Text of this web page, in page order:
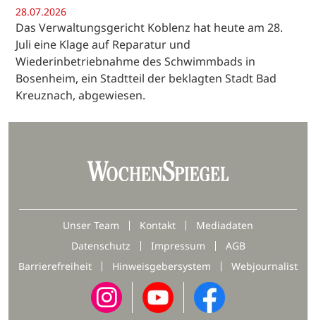
28.07.2026
Das Verwaltungsgericht Koblenz hat heute am 28.
Juli eine Klage auf Reparatur und
Wiederinbetriebnahme des Schwimmbads in
Bosenheim, ein Stadtteil der beklagten Stadt Bad
Kreuznach, abgewiesen.
Unser Team Kontakt
Mediadaten
Datenschutz
Impressum
AGB
Barrierefreiheit
Hinweisgebersystem Webjournalist